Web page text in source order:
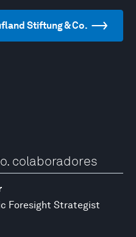
Stiftung & Co.
colaboradores
Foresight Strategist